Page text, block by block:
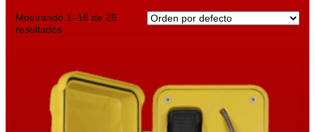
Mostrando 1–16 de 25
resultados